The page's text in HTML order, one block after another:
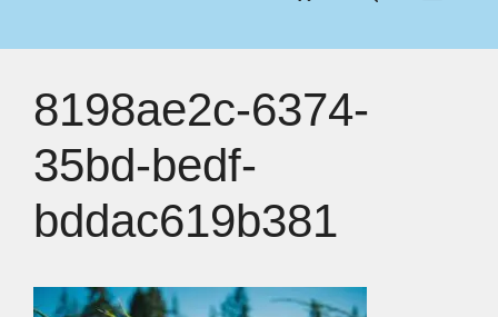
8198ae2c-6374-
35bd-bedf-
bddac619b381